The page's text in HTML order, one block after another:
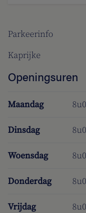
Parkeerinfo
Kaprijke
Openingsuren
Maandag
Dinsdag
Woensdag
Donderdag
Vrijdag